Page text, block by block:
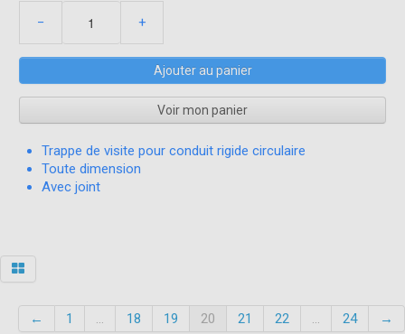
− +
Ajouter au panier
Voir mon panier
Trappe de visite pour conduit rigide circulaire
Toute dimension
Avec joint
← 1 ... 18 19 20 21 22 ... 24 →
https://policies.google.com/technologies/ads?hl=fr